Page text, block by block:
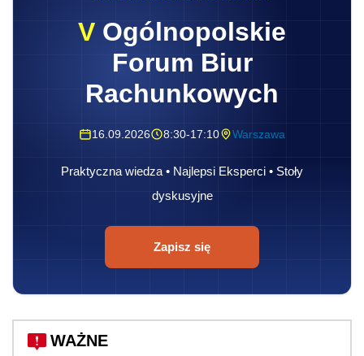
V Ogólnopolskie
Forum Biur
Rachunkowych
16.09.2026 8:30-17:10 Warszawa
Praktyczna wiedza • Najlepsi Eksperci • Stoły
dyskusyjne
Zapisz się
WAŻNE